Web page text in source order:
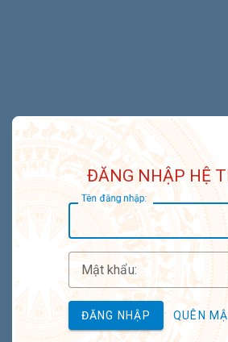
ĐĂNG NHẬP HỆ
Tên đăng nhập:
Mật khẩu:
ĐĂNG NHẬP QUÊN